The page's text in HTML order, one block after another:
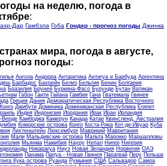
на неделю, погода в
:
Дар Гамбэла Гоба Гондэр - прогноз погоды Джинка
мира, погода в августе,
погоды:
Ангола Андорра Антарктика Антигуа и Барбуда Аргентина
Барбадос Бахрейн Белиз Бельгия Бенин Болгария
Бразилия Бруней Буркина-Фасо Бурунди Бутан Ватикан
Габон Гаити Гайана Гамбия Гана Гватемала Гвинея
Греция Дания Демократическая Республика Восточного
Джибути Доминика Доминиканская Республика Египет
Индия Индонезия Иордания Ирак Иран Ирландия
Верде Камбоджа Камерун Канада Катар Квинсленд, Австралия
Коморские острова Конго Коста-Рика Кот-де-Ивуар Куба
Лихтенштейн Люксембург Маврикий Мавритания
Мали Мальдивские острова Мальта Марокко Маршалловы
Мьянма Намибия Науру Непал Нигер Нигерия
Никарагуа Ниуэ Новая Зеландия Норвегия ОАЭ
Панама Папуа - Новая Гвинея Парагвай Перу Польша
Кука острова Руанда Румыния США Сальвадор Самоа